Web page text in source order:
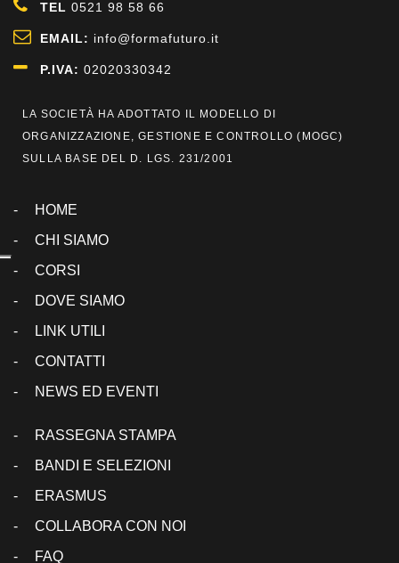
TEL 0521 98 58 66
EMAIL: info@formafuturo.it
P.IVA: 02020330342
LA SOCIETÀ HA ADOTTATO IL MODELLO DI
ORGANIZZAZIONE, GESTIONE E CONTROLLO ( MOGC)
SULLA BASE DEL D. LGS. 231/2001
HOME
CHI SIAMO
CORSI
DOVE SIAMO
LINK UTILI
CONTATTI
NEWS ED EVENTI
RASSEGNA STAMPA
BANDI E SELEZIONI
ERASMUS
COLLABORA CON NOI
FAQ